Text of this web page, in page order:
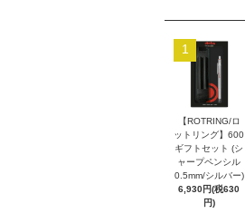
1
【ROTRING/ロ
ットリング】600
ギフトセット (シ
ャープペンシル
0.5mm/シルバー)
6,930円(税630
円)